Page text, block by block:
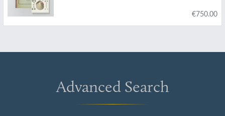
€750.00
Advanced Search